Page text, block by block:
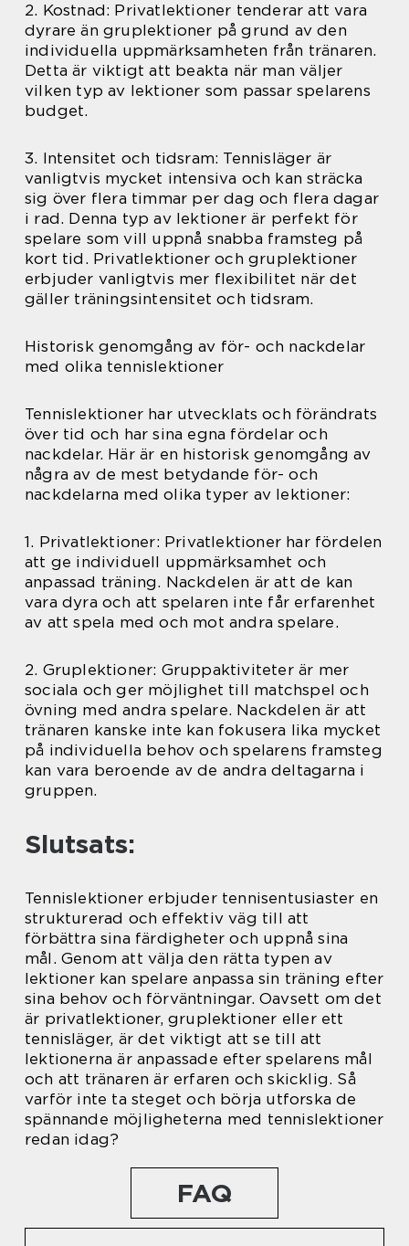
2. Kostnad: Privatlektioner tenderar att vara
dyrare än gruplektioner på grund av den
individuella uppmärksamheten från tränaren.
Detta är viktigt att beakta när man väljer
vilken typ av lektioner som passar spelarens
budget.
3. Intensitet och tidsram: Tennisläger är
vanligtvis mycket intensiva och kan sträcka
sig över flera timmar per dag och flera dagar
i rad. Denna typ av lektioner är perfekt för
spelare som vill uppnå snabba framsteg på
kort tid. Privatlektioner och gruplektioner
erbjuder vanligtvis mer flexibilitet när det
gäller träningsintensitet och tidsram.
Historisk genomgång av för- och nackdelar
med olika tennislektioner
Tennislektioner har utvecklats och förändrats
över tid och har sina egna fördelar och
nackdelar. Här är en historisk genomgång av
några av de mest betydande för- och
nackdelarna med olika typer av lektioner:
1. Privatlektioner: Privatlektioner har fördelen
att ge individuell uppmärksamhet och
anpassad träning. Nackdelen är att de kan
vara dyra och att spelaren inte får erfarenhet
av att spela med och mot andra spelare.
2. Gruplektioner: Gruppaktiviteter är mer
sociala och ger möjlighet till matchspel och
övning med andra spelare. Nackdelen är att
tränaren kanske inte kan fokusera lika mycket
på individuella behov och spelarens framsteg
kan vara beroende av de andra deltagarna i
gruppen.
Slutsats:
Tennislektioner erbjuder tennisentusiaster en
strukturerad och effektiv väg till att
förbättra sina färdigheter och uppnå sina
mål. Genom att välja den rätta typen av
lektioner kan spelare anpassa sin träning efter
sina behov och förväntningar. Oavsett om det
är privatlektioner, gruplektioner eller ett
tennisläger, är det viktigt att se till att
lektionerna är anpassade efter spelarens mål
och att tränaren är erfaren och skicklig. Så
varför inte ta steget och börja utforska de
spännande möjligheterna med tennislektioner
redan idag?
FAQ